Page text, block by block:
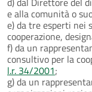
e alla comunità o
e) da tre esperti
cooperazione,
f) da un
consultivo per la
l.r. 34/2001;
g) da un